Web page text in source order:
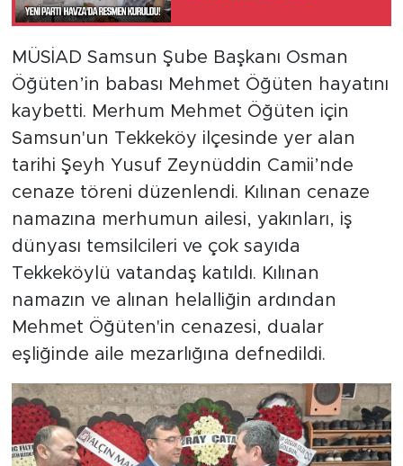
MÜSİAD Samsun Şube Başkanı Osman
Öğüten’in babası Mehmet Öğüten hayatını
kaybetti. Merhum Mehmet Öğüten için
Samsun'un Tekkeköy ilçesinde yer alan
tarihi Şeyh Yusuf Zeynüddin Camii’nde
cenaze töreni düzenlendi. Kılınan cenaze
namazına merhumun ailesi, yakınları, iş
dünyası temsilcileri ve çok sayıda
Tekkeköylü vatandaş katıldı. Kılınan
namazın ve alınan helalliğin ardından
Mehmet Öğüten'in cenazesi, dualar
eşliğinde aile mezarlığına defnedildi.